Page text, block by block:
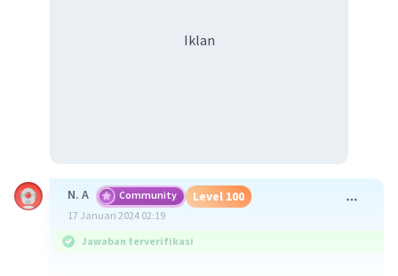
Iklan
N. A Community Level 100
17 Januari 2024 02:19
Jawaban terverifikasi